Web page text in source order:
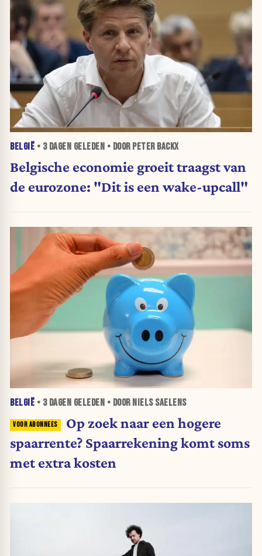
BELGIË • 3 DAGEN GELEDEN • DOOR PETER BACKX
Belgische economie groeit traagst van
de eurozone: "Dit is een wake-upcall"
BELGIË • 3 DAGEN GELEDEN • DOOR NIELS SAELENS
Op zoek naar een hogere
spaarrente? Spaarrekening komt soms
met extra kosten